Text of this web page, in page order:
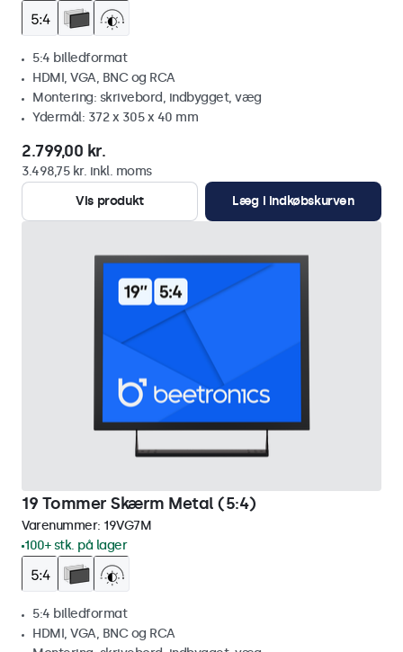
5:4 billedformat
HDMI, VGA, BNC og RCA
Montering: skrivebord, indbygget, væg
Ydermål: 372 x 305 x 40 mm
2.799,00 kr.
3.498,75 kr. inkl. moms
Vis produkt
Læg i indkøbskurven
19 Tommer Skærm Metal (5:4)
Varenummer: 19VG7M
100+ stk. på lager
5:4 billedformat
HDMI, VGA, BNC og RCA